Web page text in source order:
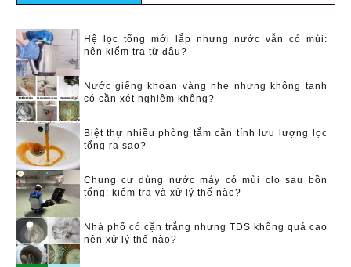
Hệ lọc tổng mới lắp nhưng nước vẫn có mùi:
nên kiểm tra từ đâu?
Nước giếng khoan vàng nhẹ nhưng không tanh
có cần xét nghiệm không?
Biệt thự nhiều phòng tắm cần tính lưu lượng lọc
tổng ra sao?
Chung cư dùng nước máy có mùi clo sau bồn
tổng: kiểm tra và xử lý thế nào?
Nhà phố có cặn trắng nhưng TDS không quá cao
nên xử lý thế nào?